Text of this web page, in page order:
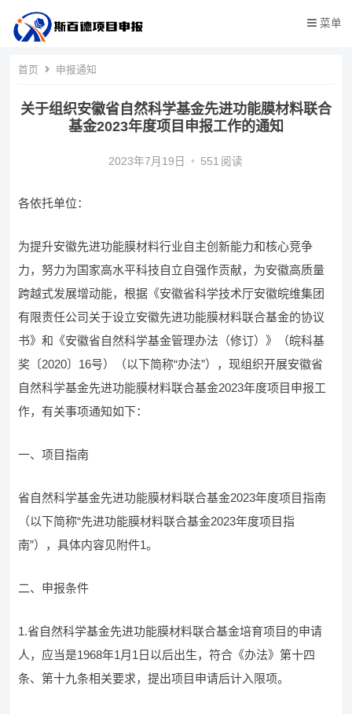
菜单
首页 申报通知
关于组织安徽省自然科学基金先进功能膜材料联合
基金2023年度项目申报工作的通知
2023年7月19日 • 551 阅读
各依托单位：
为提升安徽先进功能膜材料行业自主创新能力和核心竞争
力，努力为国家高水平科技自立自强作贡献，为安徽高质量
跨越式发展增动能，根据《安徽省科学技术厅安徽皖维集团
有限责任公司关于设立安徽先进功能膜材料联合基金的协议
书》和《安徽省自然科学基金管理办法（修订）》（皖科基
奖〔2020〕16号）（以下简称“办法”），现组织开展安徽省
自然科学基金先进功能膜材料联合基金2023年度项目申报工
作，有关事项通知如下：
一、项目指南
省自然科学基金先进功能膜材料联合基金2023年度项目指南
（以下简称“先进功能膜材料联合基金2023年度项目指
南”），具体内容见附件1。
二、申报条件
1.省自然科学基金先进功能膜材料联合基金培育项目的申请
人，应当是1968年1月1日以后出生，符合《办法》第十四
条、第十九条相关要求，提出项目申请后计入限项。